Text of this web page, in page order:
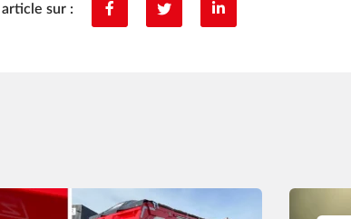
sur :